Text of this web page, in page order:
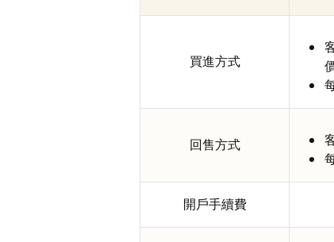
買進方式
回售方式
開戶手續費